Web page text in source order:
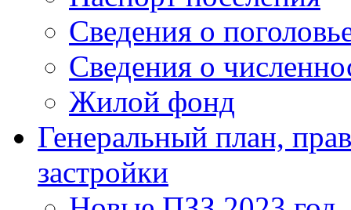
Сведения о
Сведения о
Жилой фонд
Генеральный план,
застройки